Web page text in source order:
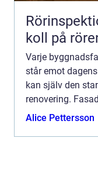
Rörinspektion
koll på
Varje
står emot
kan själv den
renovering.
kosmetisk förbä...
Alice Pettersson